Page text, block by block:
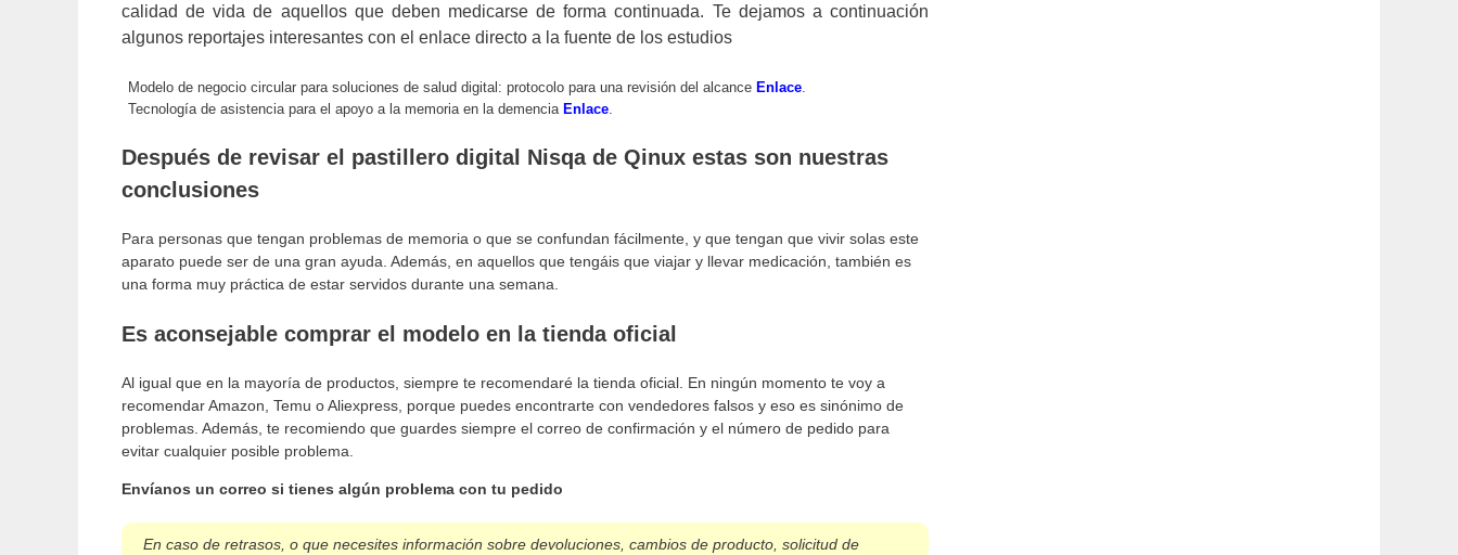
calidad de vida de aquellos que deben medicarse de forma continuada. Te dejamos a continuación
algunos reportajes interesantes con el enlace directo a la fuente de los estudios
Modelo de negocio circular para soluciones de salud digital: protocolo para una revisión del alcance Enlace
Tecnología de asistencia para el apoyo a la memoria en la demencia Enlace
Después de revisar el pastillero digital Nisqa de Qinux estas son nuestras
conclusiones
Para personas que tengan problemas de memoria o que se confundan fácilmente, y que tengan que vivir solas este
aparato puede ser de una gran ayuda. Además, en aquellos que tengáis que viajar y llevar medicación, también es
una forma muy práctica de estar servidos durante una semana.
Es aconsejable comprar el modelo en la tienda oficial
Al igual que en la mayoría de productos, siempre te recomendaré la tienda oficial. En ningún momento te voy a
recomendar Amazon, Temu o Aliexpress, porque puedes encontrarte con vendedores falsos y eso es sinónimo de
problemas. Además, te recomiendo que guardes siempre el correo de confirmación y el número de pedido para
evitar cualquier posible problema.
Envíanos un correo si tienes algún problema con tu pedido
En caso de retrasos, o que necesites información sobre devoluciones, cambios de producto, solicitud de